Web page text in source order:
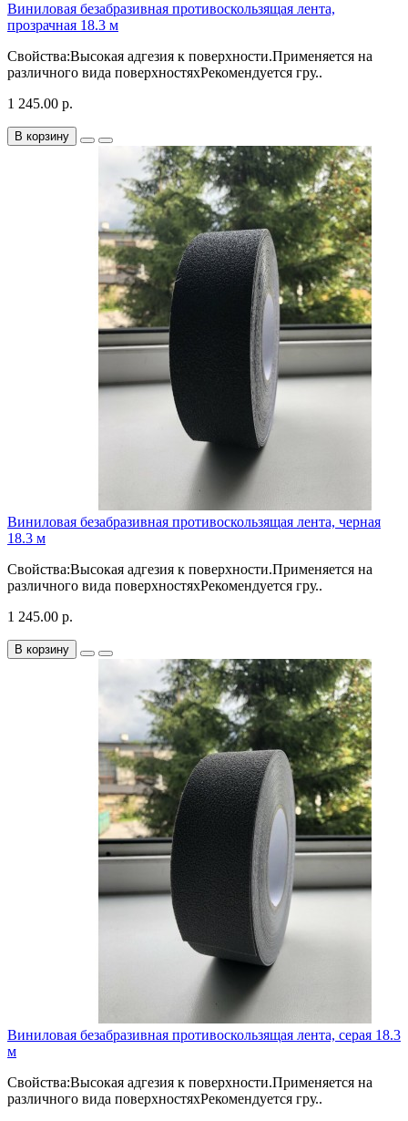
Виниловая безабразивная противоскользящая лента,
прозрачная 18.3 м
Свойства:Высокая адгезия к поверхности.Применяется на
различного вида поверхностяхРекомендуется гру..
1 245.00 р.
В корзину
Виниловая безабразивная противоскользящая лента, черная
18.3 м
Свойства:Высокая адгезия к поверхности.Применяется на
различного вида поверхностяхРекомендуется гру..
1 245.00 р.
В корзину
Виниловая безабразивная противоскользящая лента, серая 18.3
м
Свойства:Высокая адгезия к поверхности.Применяется на
различного вида поверхностяхРекомендуется гру..